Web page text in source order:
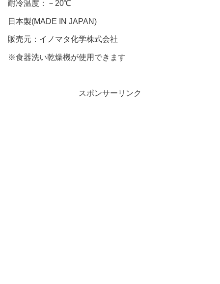
耐冷温度：－20℃
日本製(MADE IN JAPAN)
販売元：イノマタ化学株式会社
※食器洗い乾燥機が使用できます
スポンサーリンク